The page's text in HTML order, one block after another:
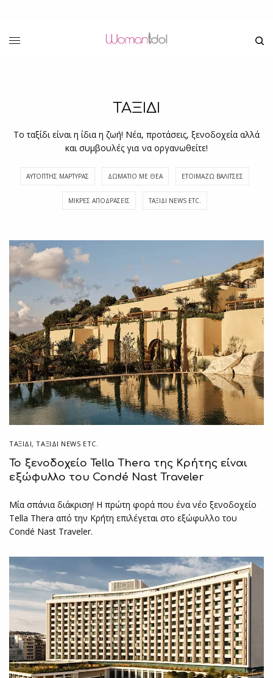
ΤΑΞΙΔΙ
Το ταξίδι είναι η ίδια η ζωή! Νέα, προτάσεις, ξενοδοχεία αλλά
και συμβουλές για να οργανωθείτε!
ΑΥΤΌΠΤΗΣ ΜΆΡΤΥΡΑΣ ΔΩΜΆΤΙΟ ΜΕ ΘΈΑ ΕΤΟΙΜΆΖΩ ΒΑΛΊΤΣΕΣ
ΜΙΚΡΈΣ ΑΠΟΔΡΆΣΕΙΣ ΤΑΞΊΔΙ NEWS ETC.
ΤΑΞΙΔΙ,ΤΑΞΊΔΙ NEWS ETC.
Το ξενοδοχείο Tella Thera της Κρήτης είναι
εξώφυλλο του Condé Nast Traveler
Μία σπάνια διάκριση! Η πρώτη φορά που ένα νέο ξενοδοχείο
Tella Thera από την Κρήτη επιλέγεται στο εξώφυλλο του
Condé Nast Traveler.